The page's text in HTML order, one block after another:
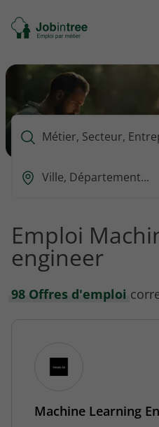
Se
rendre
l'accueil
Que
vous
rechercher
Ou
vous
voulez
rechercher
Emploi
engineer
98 Offres d'emploi
Machine Learning